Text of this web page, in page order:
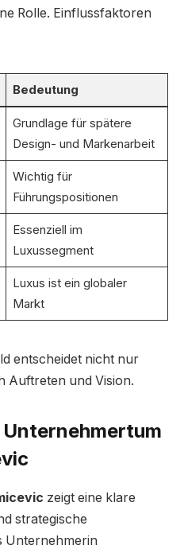
Rolle. Einflussfaktoren
Bedeutung
Grundlage für spätere
Design- und Markenarbeit
Wichtig für
Führungspositionen
Essenziell im
Luxussegment
Luxus ist ein globaler
Markt
entscheidet nicht nur
Auftreten und Vision.
zeigt eine klare
strategische
Unternehmerin